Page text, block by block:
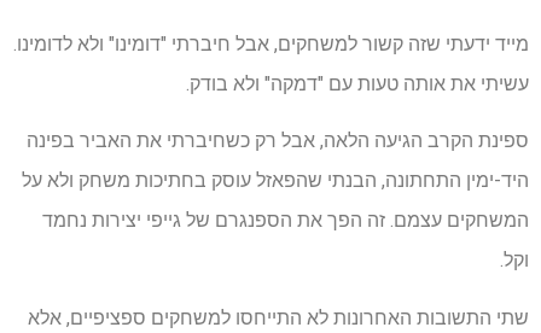
מייד ידעתי שזה קשור למשחקים, אבל חיברתי "דומינו" ולא לדומינו.
עשיתי את אותה טעות עם "דמקה" ולא בודק.
ספינת הקרב הגיעה הלאה, אבל רק כשחיברתי את האביר בפינה
היד-ימין התחתונה, הבנתי שהפאזל עוסק בחתיכות משחק ולא על
המשחקים עצמם. זה הפך את הספנגרם של גייפי יצירות נחמד
וקל.
שתי התשובות האחרונות לא התייחסו למשחקים ספציפיים, אלא